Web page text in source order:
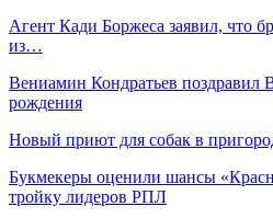
Агент Кади Боржеса заявил, что
из…
Вениамин Кондратьев поздравил
рождения
Новый приют для собак в
Букмекеры оценили шансы
тройку лидеров РПЛ